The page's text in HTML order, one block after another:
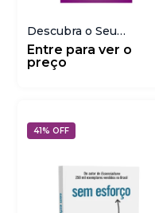
Descubra o Seu
Destino | Tiago Brunet
Entre para ver o
preço
41% OFF